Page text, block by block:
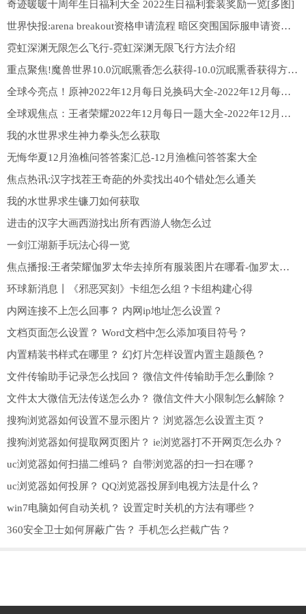
奇迹暖暖十周年生日福利大全 2022生日福利套装奖励一览[多图]
世界快报:arena breakout资格申请流程 暗区突围国际服申请资格教程[多图]
霓虹深渊无限怎么飞行-霓虹深渊无限飞行方法介绍
重点聚焦!魔兽世界10.0沉眠熏香怎么获得-10.0沉眠熏香获得方式一览
全球今亮点！原神2022年12月每日兑换码大全-2022年12月每日兑换码大全汇总
全球观焦点：王者荣耀2022年12月每日一题大全-2022年12月每日一题大全汇总
我的水世界求生神力拳头怎么获取
无悔华夏12月渔樵问答答案汇总-12月渔樵问答答案大全
焦点热讯:汉字找茬王奇葩的外卖找出40个错处怎么通关
我的水世界求生镰刀如何获取
进击的汉字大画西游找出所有西游人物怎么过
一剑江湖新手玩法心得一览
焦点播报:王者荣耀伽罗太华去掉所有服装图片在哪看-伽罗太华去掉所有服装不遮挡福利图分享
环球新消息丨《邪恶冥刻》卡组怎么组？卡组构建心得
内网连接不上怎么回事？ 内网ip地址怎么设置？
文档页面怎么设置？ Word文档中怎么添加项目符号？
内置精装书样式在哪里？ 幻灯片怎样设置内置主题颜色？
文件传输助手记录怎么找回？ 微信文件传输助手怎么删除？
文件太大微信无法传送怎么办？ 微信文件大小限制怎么解除？
搜狗浏览器如何设置不显示图片？ 浏览器怎么设置主页？
搜狗浏览器如何提取网页图片？ ie浏览器打不开网页怎么办？
uc浏览器如何扫描二维码？ 自带浏览器的扫一扫在哪？
uc浏览器如何投屏？ QQ浏览器投屏到电视方法是什么？
win7电脑如何自动关机？ 设置定时关机的方法有哪些？
360安全卫士如何屏蔽广告？ 手机怎么拦截广告？